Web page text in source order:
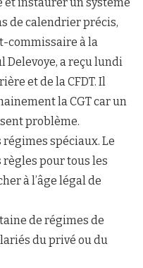
et instaurer un système
de calendrier précis,
commissaire à la
Delevoye, a reçu lundi
et de la CFDT. Il
la CGT car un
problème.
régimes spéciaux. Le
pour tous les
à l’âge légal de
de régimes de
du privé ou du